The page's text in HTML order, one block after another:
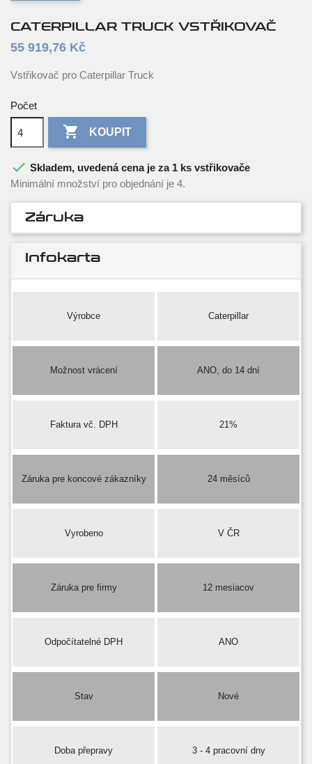
CATERPILLAR TRUCK VSTŘIKOVAČ
55 919,76 Kč
Vstřikovač pro Caterpillar Truck
Počet
 KOUPIT
 Skladem, uvedená cena je za 1 ks vstřikovače
Minimální množství pro objednání je 4.
Záruka
Infokarta
Výrobce Caterpillar
Možnost vrácení ANO, do 14 dní
Faktura vč. DPH 21%
Záruka pre koncové zákazníky 24 měsíců
Vyrobeno V ČR
Záruka pre firmy 12 mesiacov
Odpočítatelné DPH ANO
Stav Nové
Doba přepravy 3 - 4 pracovní dny